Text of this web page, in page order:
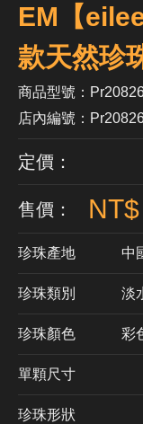
EM【
款天然珍
商品型號：
店內編號：
定價：
售價：
珍珠產地 中
珍珠類別 淡
珍珠顏色 彩
單顆尺寸
珍珠形狀